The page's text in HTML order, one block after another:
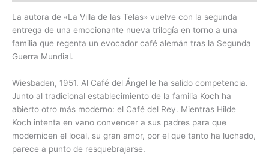
La autora de «La Villa de las Telas» vuelve con la segunda
entrega de una emocionante nueva trilogía en torno a una
familia que regenta un evocador café alemán tras la Segunda
Guerra Mundial.
Wiesbaden, 1951. Al Café del Ángel le ha salido competencia.
Junto al tradicional establecimiento de la familia Koch ha
abierto otro más moderno: el Café del Rey. Mientras Hilde
Koch intenta en vano convencer a sus padres para que
modernicen el local, su gran amor, por el que tanto ha luchado,
parece a punto de resquebrajarse.